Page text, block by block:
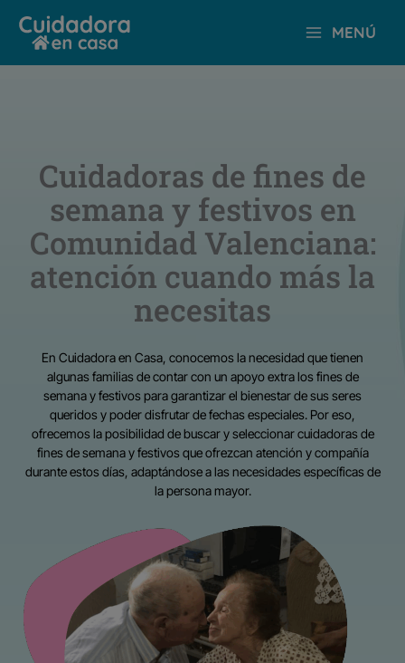
MENÚ
Cuidadoras de fines de
semana y festivos en
Comunidad Valenciana:
atención cuando más la
necesitas
En Cuidadora en Casa, conocemos la necesidad que tienen
algunas familias de contar con un apoyo extra los fines de
semana y festivos para garantizar el bienestar de sus seres
queridos y poder disfrutar de fechas especiales. Por eso,
ofrecemos la posibilidad de buscar y seleccionar cuidadoras de
fines de semana y festivos que ofrezcan atención y compañía
durante estos días, adaptándose a las necesidades específicas de
la persona mayor.